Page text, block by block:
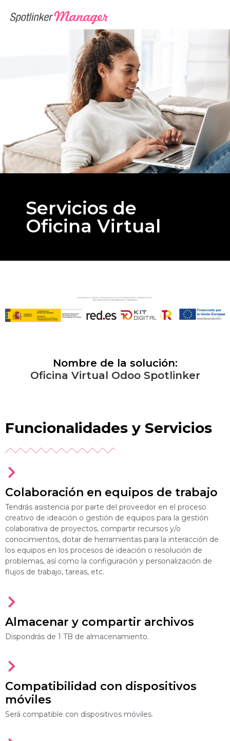
Servicios de
Oficina Virtual
Nombre de la solución:
Ofcina Virtual Odoo Spotlinker
Funcionalidades y Servicios
Colaboración en equipos de trabajo
Tendrás asistencia por parte del proveedor en el proceso
creativo de ideación o gestión de equipos para la gestión
colaborativa de proyectos, compartir recursos y/o
conocimientos, dotar de herramientas para la interacción de
los equipos en los procesos de ideación o resolución de
problemas, así como la configuración y personalización de
flujos de trabajo, tareas, etc.
Almacenar y compartir archivos
Dispondrás de 1 TB de almacenamiento.
Compatibilidad con dispositivos
móviles
Será compatible con dispositivos móviles.